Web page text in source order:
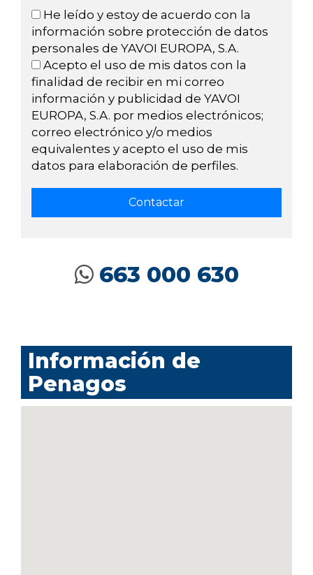
He leído y estoy de acuerdo con la
información sobre protección de datos
personales de YAVOI EUROPA, S.A.
Acepto el uso de mis datos con la
finalidad de recibir en mi correo
información y publicidad de YAVOI
EUROPA, S.A. por medios electrónicos;
correo electrónico y/o medios
equivalentes y acepto el uso de mis
datos para elaboración de perfiles.
663 000 630
Información de
Penagos